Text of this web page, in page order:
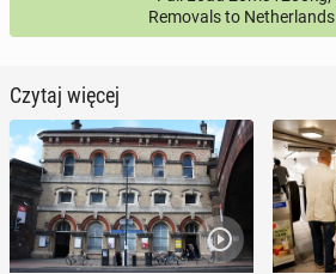
Removals to Netherlands
Czytaj więcej